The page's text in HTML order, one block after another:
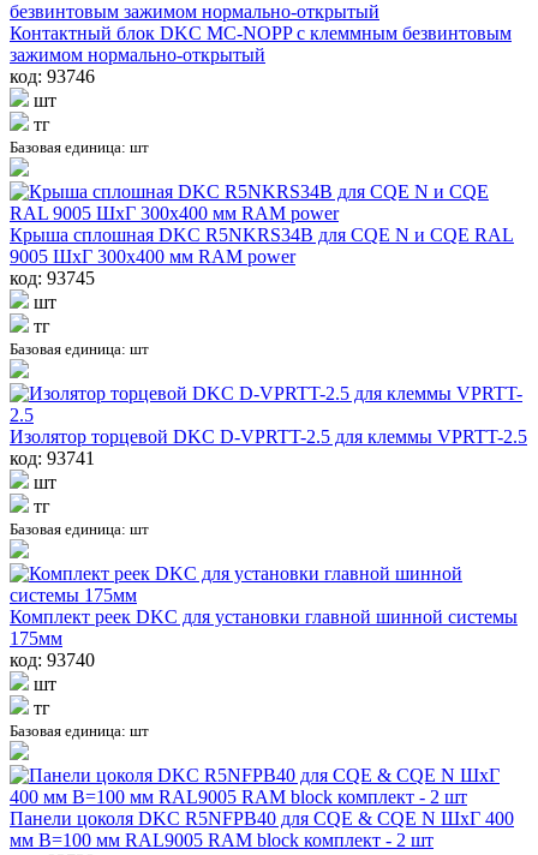
Контактный блок DKC MC-NOPP с клеммным безвинтовым
зажимом нормально-открытый
код: 93746
шт
тг
Базовая единица: шт
Крыша сплошная DKC R5NKRS34B для CQE N и CQE RAL
9005 ШхГ 300x400 мм RAM power
код: 93745
шт
тг
Базовая единица: шт
Изолятор торцевой DKC D-VPRTT-2.5 для клеммы VPRTT-2.5
код: 93741
шт
тг
Базовая единица: шт
Комплект реек DKC для установки главной шинной системы
175мм
код: 93740
шт
тг
Базовая единица: шт
Панели цоколя DKC R5NFPB40 для CQE & CQE N ШхГ 400
мм В=100 мм RAL9005 RAM block комплект - 2 шт